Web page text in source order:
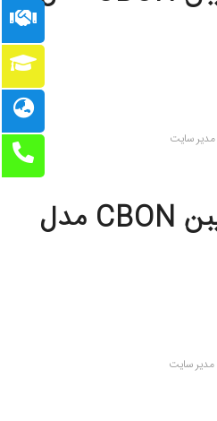
مدیر سایت
بارکد خوان سیبن CBON مدل
مدیر سایت